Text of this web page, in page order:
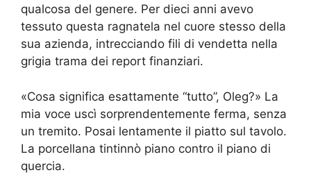
qualcosa del genere. Per dieci anni avevo
tessuto questa ragnatela nel cuore stesso della
sua azienda, intrecciando fili di vendetta nella
grigia trama dei report finanziari.
«Cosa significa esattamente “tutto”, Oleg?» La
mia voce uscì sorprendentemente ferma, senza
un tremito. Posai lentamente il piatto sul tavolo.
La porcellana tintinnò piano contro il piano di
quercia.